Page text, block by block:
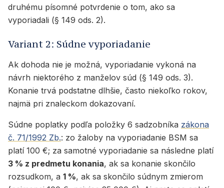
druhému písomné potvrdenie o tom, ako sa
vyporiadali (§ 149 ods. 2).
Variant 2: Súdne vyporiadanie
Ak dohoda nie je možná, vyporiadanie vykoná na
návrh niektorého z manželov súd (§ 149 ods. 3).
Konanie trvá podstatne dlhšie, často niekoľko rokov,
najmä pri znaleckom dokazovaní.
Súdne poplatky podľa položky 6 sadzobníka zákona
č. 71/1992 Zb.: zo žaloby na vyporiadanie BSM sa
platí 100 €; za samotné vyporiadanie sa následne platí
3 % z predmetu konania, ak sa konanie skončilo
rozsudkom, a 1 %, ak sa skončilo súdnym zmierom